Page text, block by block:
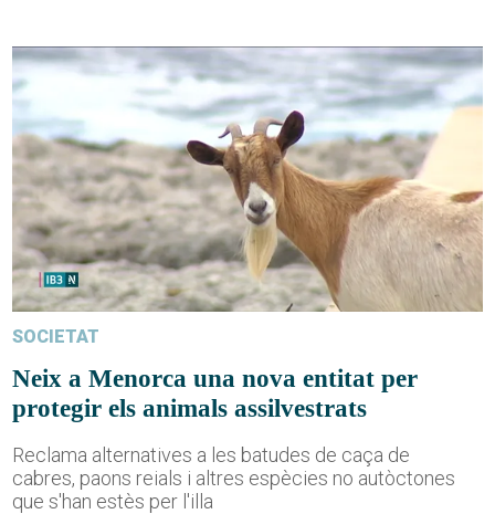
SOCIETAT
Neix a Menorca una nova entitat per
protegir els animals assilvestrats
Reclama alternatives a les batudes de caça de
cabres, paons reials i altres espècies no autòctones
que s'han estès per l'illa